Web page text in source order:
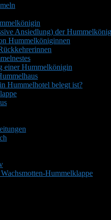
Ansiedlung) der
Hummelköniginnen
einer Hummelkönigin
Hummelhotel belegt ist?
Hummelklappe